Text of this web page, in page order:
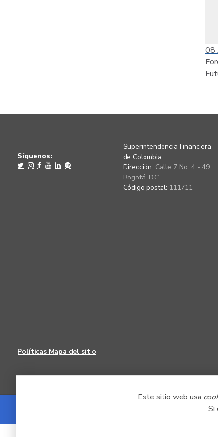
Este sitio web usa
Si
08
Síguenos:
Superintendencia Financiera
de Colombia
Dirección: Calle 7 No. 4 - 49
Bogotá, D.C.
Código postal: 111711
Políticas Mapa del sitio